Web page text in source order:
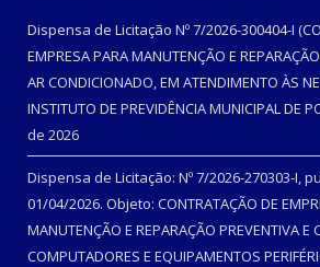
Dispensa de Licitação Nº 7/2026-300404-I
EMPRESA PARA MANUTENÇÃO E
AR CONDICIONADO, EM ATENDIMENTO ÀS
INSTITUTO DE PREVIDÊNCIA MUNICIPAL DE
de 2026
Dispensa de Licitação: Nº 7/2026-270303-I,
01/04/2026. Objeto: CONTRATAÇÃO DE
MANUTENÇÃO E REPARAÇÃO PREVENTIVA E
COMPUTADORES E EQUIPAMENTOS